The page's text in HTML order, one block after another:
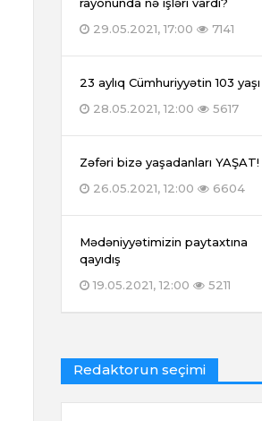
rayonunda nə işləri vardı?
29.05.2021, 17:00
7141
23 aylıq Cümhuriyyətin 103 yaşı
28.05.2021, 12:00
5617
Zəfəri bizə yaşadanları YAŞAT!
26.05.2021, 12:00
6604
Mədəniyyətimizin paytaxtına
qayıdış
19.05.2021, 12:00
5211
Redaktorun seçimi